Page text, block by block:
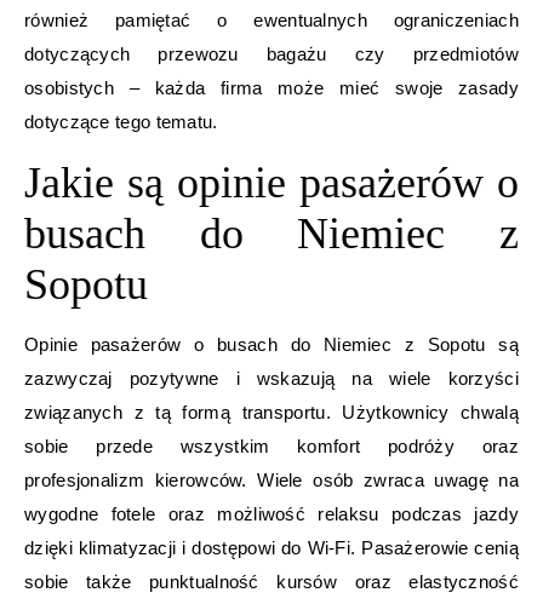
również pamiętać o ewentualnych ograniczeniach
dotyczących przewozu bagażu czy przedmiotów
osobistych – każda firma może mieć swoje zasady
dotyczące tego tematu.
Jakie są opinie pasażerów o
busach do Niemiec z
Sopotu
Opinie pasażerów o busach do Niemiec z Sopotu są
zazwyczaj pozytywne i wskazują na wiele korzyści
związanych z tą formą transportu. Użytkownicy chwalą
sobie przede wszystkim komfort podróży oraz
profesjonalizm kierowców. Wiele osób zwraca uwagę na
wygodne fotele oraz możliwość relaksu podczas jazdy
dzięki klimatyzacji i dostępowi do Wi-Fi. Pasażerowie cenią
sobie także punktualność kursów oraz elastyczność